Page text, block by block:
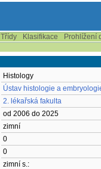
Třídy Klasifikace
Prohlížení
Histology
Ústav histologie a
2. lékařská fakulta
od 2006 do 2025
zimní
0
0
zimní s.: